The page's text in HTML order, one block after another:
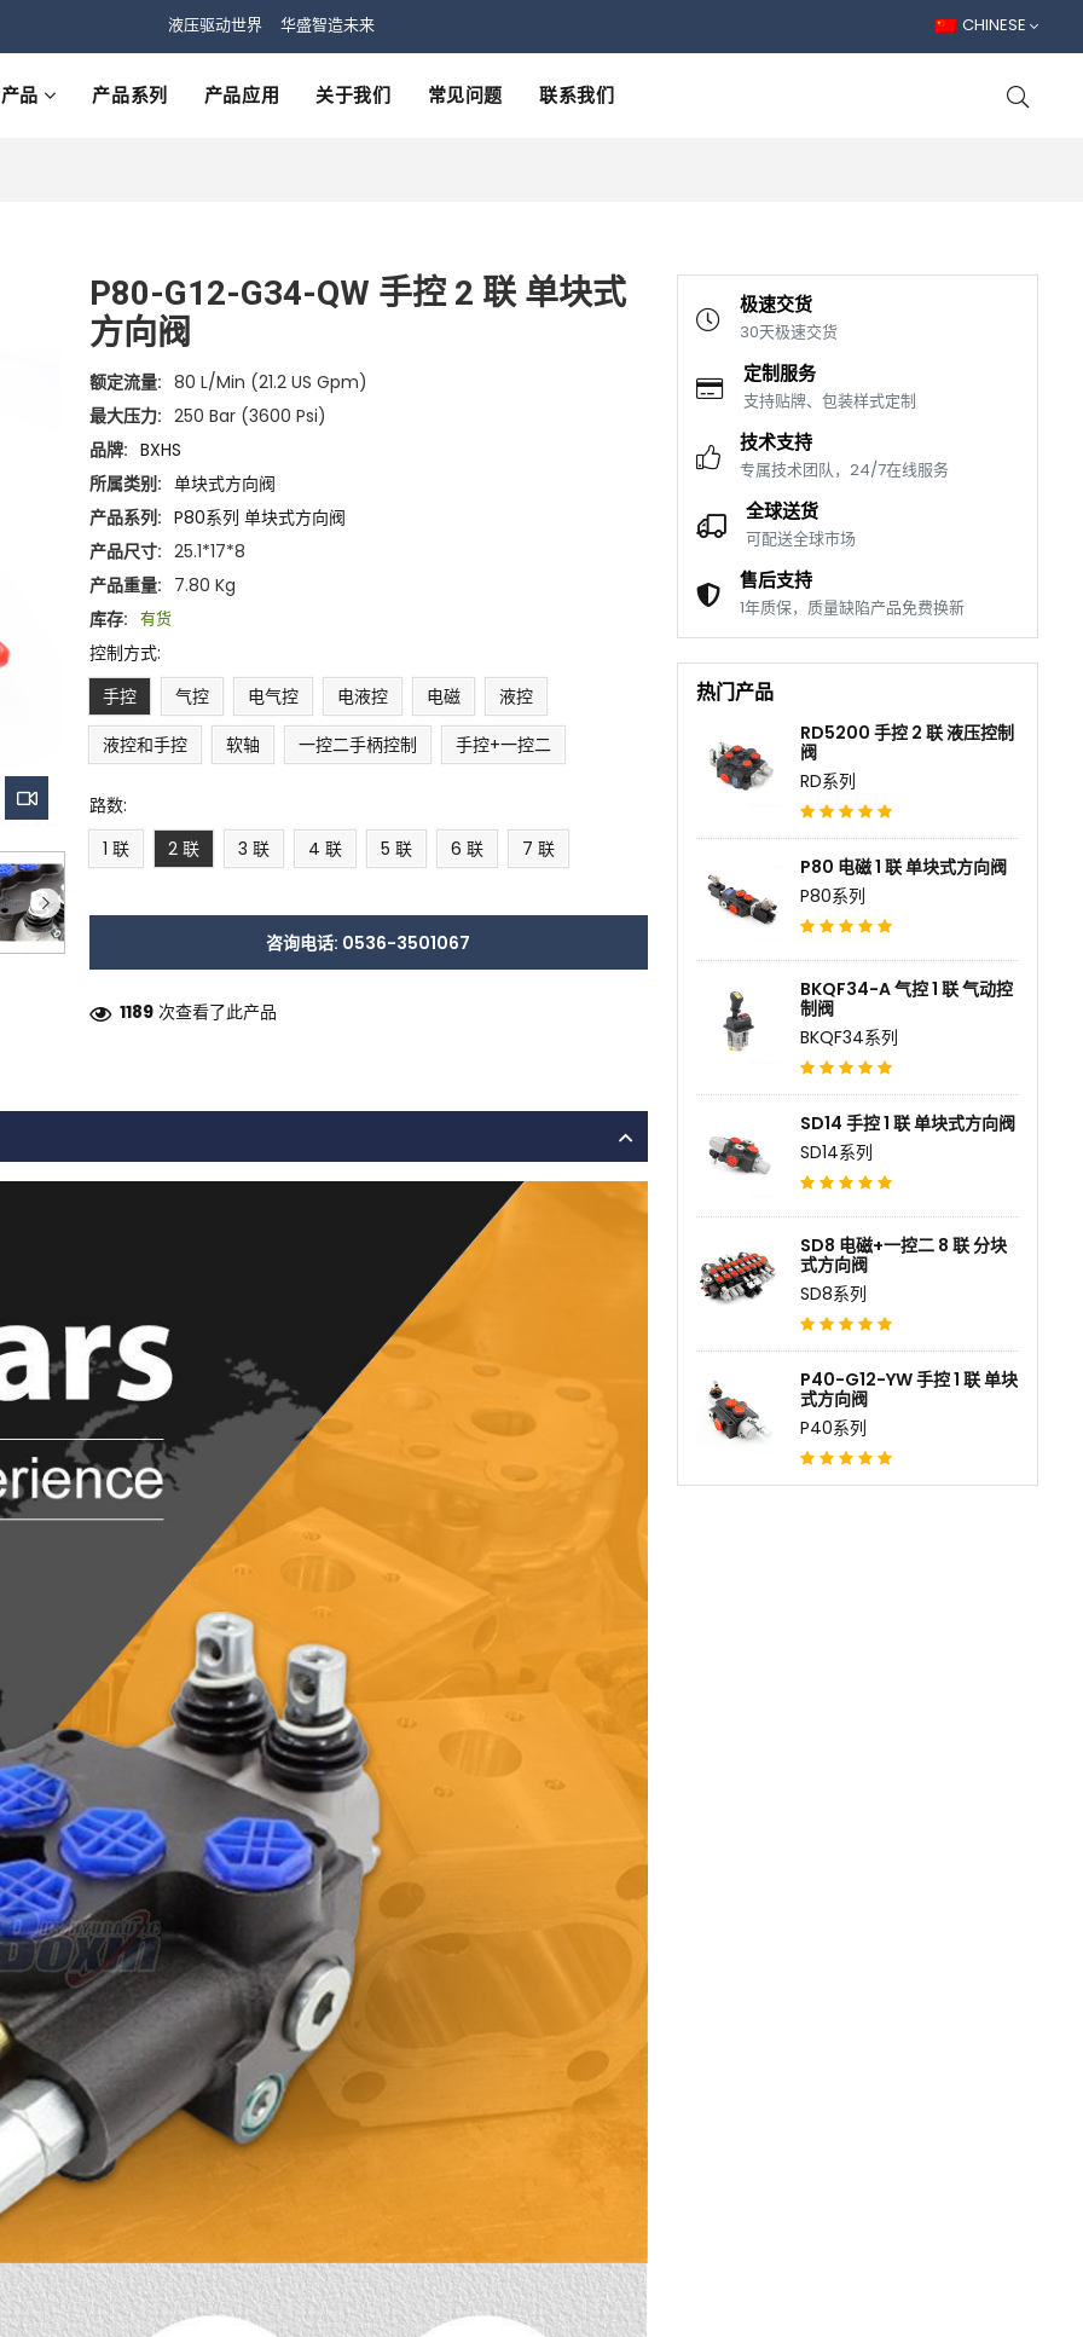
液压驱动世界 华盛智造未来 CHINESE
产品 产品系列 产品应用 关于我们 常见问题 联系我们
P80-G12-G34-QW 手控 2 联 单块式
方向阀
额定流量: 80 L/min (21.2 US Gpm)
最大压力: 250 Bar (3600 Psi)
品牌: BXHS
所属类别: 单块式方向阀
产品系列: P80系列 单块式方向阀
产品尺寸: 25.1*17*8
产品重量: 7.80 Kg
库存: 有货
控制方式:
手控
气控 电气控 电液控 电磁
液控
液控和手控
软轴 一控二手柄控制 手控+一控二
路数:
1 联
2 联 3 联 4 联 5 联 6 联 7 联
咨询电话: 0536-3501067
1189 次查看了此产品
极速交货
30天极速交货
定制服务
支持贴牌、包装样式定制
技术支持
专属技术团队，24/7在线服务
全球送货
可配送全球市场
售后支持
1年质保，质量缺陷产品免费换新
热门产品
RD5200 手控 2 联 液压控制
阀
RD系列
P80 电磁 1 联 单块式方向阀
P80系列
BKQF34-A 气控 1 联 气动控
制阀
BKQF34系列
SD14 手控 1 联 单块式方向阀
SD14系列
SD8 电磁+一控二 8 联 分块
式方向阀
SD8系列
P40-G12-YW 手控 1 联 单块
式方向阀
P40系列